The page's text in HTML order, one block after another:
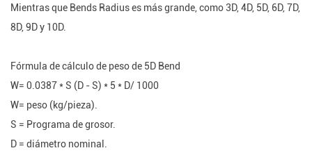
Mientras que Bends Radius es más grande, como 3D, 4D, 5D, 6D, 7D,
8D, 9D y 10D.
Fórmula de cálculo de peso de 5D Bend
W= 0.0387 * S (D - S) * 5 * D/ 1000
W= peso (kg/pieza).
S = Programa de grosor.
D = diámetro nominal.